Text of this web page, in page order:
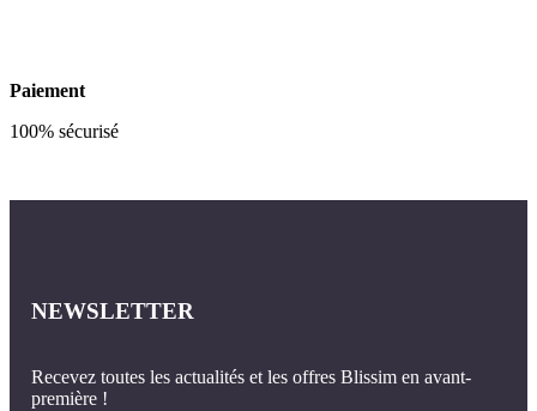
Paiement
100% sécurisé
NEWSLETTER
Recevez toutes les actualités et les offres Blissim en avant-
première !